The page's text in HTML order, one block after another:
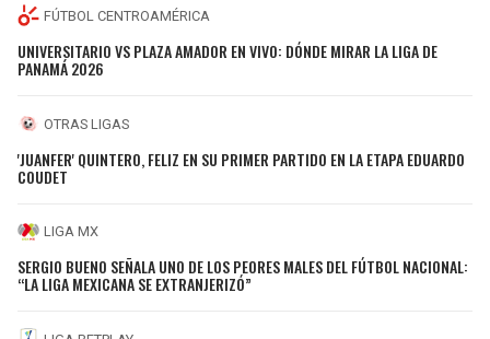
FÚTBOL CENTROAMÉRICA
UNIVERSITARIO VS PLAZA AMADOR EN VIVO: DÓNDE MIRAR LA LIGA DE
PANAMÁ 2026
OTRAS LIGAS
'JUANFER' QUINTERO, FELIZ EN SU PRIMER PARTIDO EN LA ETAPA EDUARDO
COUDET
LIGA MX
SERGIO BUENO SEÑALA UNO DE LOS PEORES MALES DEL FÚTBOL NACIONAL:
“LA LIGA MEXICANA SE EXTRANJERIZÓ”